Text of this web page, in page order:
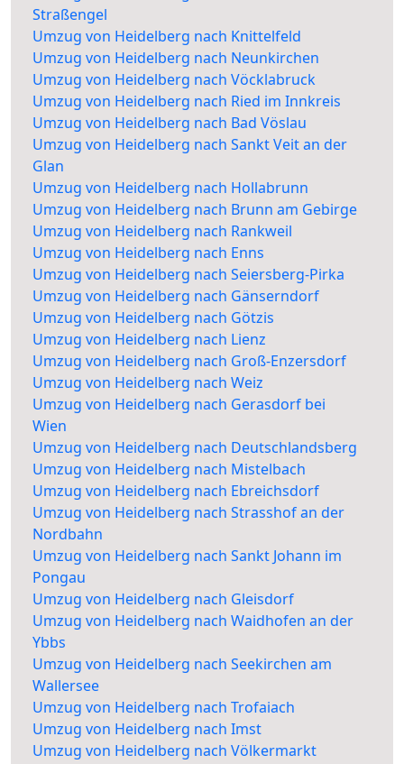
Straßengel
Umzug von Heidelberg nach Knittelfeld
Umzug von Heidelberg nach Neunkirchen
Umzug von Heidelberg nach Vöcklabruck
Umzug von Heidelberg nach Ried im Innkreis
Umzug von Heidelberg nach Bad Vöslau
Umzug von Heidelberg nach Sankt Veit an der
Glan
Umzug von Heidelberg nach Hollabrunn
Umzug von Heidelberg nach Brunn am Gebirge
Umzug von Heidelberg nach Rankweil
Umzug von Heidelberg nach Enns
Umzug von Heidelberg nach Seiersberg-Pirka
Umzug von Heidelberg nach Gänserndorf
Umzug von Heidelberg nach Götzis
Umzug von Heidelberg nach Lienz
Umzug von Heidelberg nach Groß-Enzersdorf
Umzug von Heidelberg nach Weiz
Umzug von Heidelberg nach Gerasdorf bei
Wien
Umzug von Heidelberg nach Deutschlandsberg
Umzug von Heidelberg nach Mistelbach
Umzug von Heidelberg nach Ebreichsdorf
Umzug von Heidelberg nach Strasshof an der
Nordbahn
Umzug von Heidelberg nach Sankt Johann im
Pongau
Umzug von Heidelberg nach Gleisdorf
Umzug von Heidelberg nach Waidhofen an der
Ybbs
Umzug von Heidelberg nach Seekirchen am
Wallersee
Umzug von Heidelberg nach Trofaiach
Umzug von Heidelberg nach Imst
Umzug von Heidelberg nach Völkermarkt